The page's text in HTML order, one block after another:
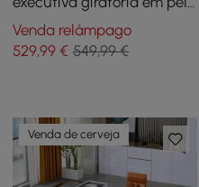
sintética com altura
regulável preta
Venda relâmpago
529,99 € 549,99 €
Venda de cerveja